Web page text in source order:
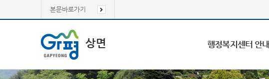
본문바로가기
상면 행정복지센터 안내